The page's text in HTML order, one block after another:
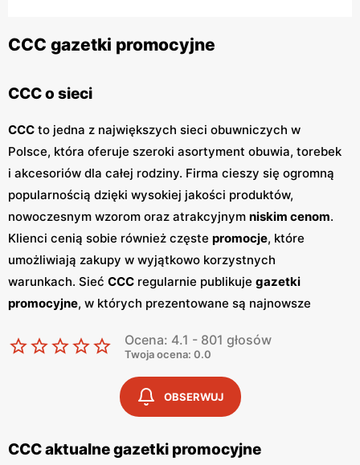
CCC gazetki promocyjne
CCC o sieci
CCC to jedna z największych sieci obuwniczych w
Polsce, która oferuje szeroki asortyment obuwia, torebek
i akcesoriów dla całej rodziny. Firma cieszy się ogromną
popularnością dzięki wysokiej jakości produktów,
nowoczesnym wzorom oraz atrakcyjnym niskim cenom.
Klienci cenią sobie również częste promocje, które
umożliwiają zakupy w wyjątkowo korzystnych
warunkach. Sieć CCC regularnie publikuje gazetki
promocyjne, w których prezentowane są najnowsze
są dostępne zarówno w sklepach stacjonarnych, jak i
i planować zakupy. Publikacje te pojawiają się
zazwyczaj co miesiąc, dostarczając świeżych informacji
się wysoką jakością wykonania oraz różnorodnością
Ocena: 4.1 - 801 głosów
Twoja ocena: 0.0
OBSERWUJ
CCC aktualne gazetki promocyjne